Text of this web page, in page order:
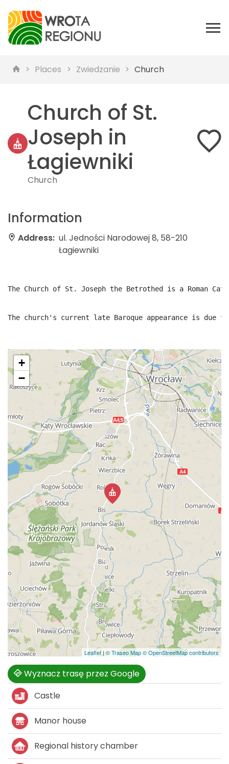
Places Zwiedzanie Church
Church of St.
Joseph in
Łagiewniki
Church
Information
Address: ul. Jedności Narodowej 8, 58-210
Łagiewniki
The Church of St. Joseph the Betrothed is a Roman
The church's current late Baroque appearance is
+
−
Leaflet | © Traseo Map© OpenStreetMap contributors
Wyznacz trasę przez Google
Castle
Manor house
Regional history chamber